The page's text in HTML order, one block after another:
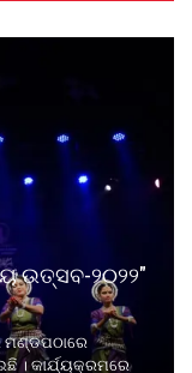
ଉତ୍ସବ-୨୦୨୨"
ମଣ୍ଡପଠାରେ
। କାର୍ଯ୍ୟକ୍ରମରେ